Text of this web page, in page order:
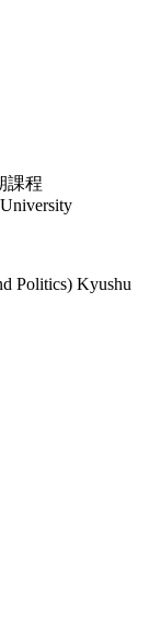
課程
Politics) Kyushu